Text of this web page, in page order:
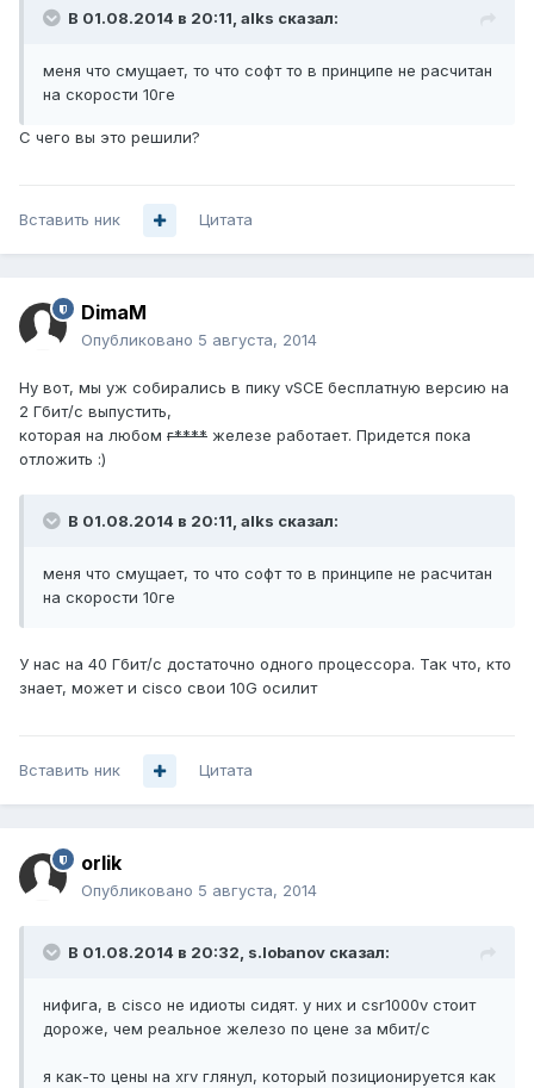
В 01.08.2014 в 20:11, alks сказал:
меня что смущает, то что софт то в принципе не расчитан
на скорости 10ге
С чего вы это решили?
Вставить ник Цитата
DimaM
Опубликовано 5 августа, 2014
Ну вот, мы уж собирались в пику vSCE бесплатную версию на
2 Гбит/c выпустить,
которая на любом г**** железе работает. Придется пока
отложить :)
В 01.08.2014 в 20:11, alks сказал:
меня что смущает, то что софт то в принципе не расчитан
на скорости 10ге
У нас на 40 Гбит/c достаточно одного процессора. Так что, кто
знает, может и cisco свои 10G осилит
Вставить ник Цитата
orlik
Опубликовано 5 августа, 2014
В 01.08.2014 в 20:32, s.lobanov сказал:
нифига, в cisco не идиоты сидят. у них и csr1000v стоит
дороже, чем реальное железо по цене за мбит/с
я как-то цены на xrv глянул, который позиционируется как